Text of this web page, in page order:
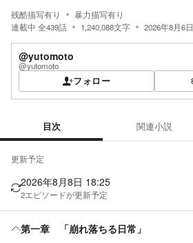
残酷描写有り
暴力描写有り
連載中 全439話 1,240,088文字 2026年8月6日
@yutomoto
@yutomoto
フォロー
目次 関連小説
更新予定
2026年8月8日 18:25
2エピソードが更新予定
第一章 「崩れ落ちる日常」